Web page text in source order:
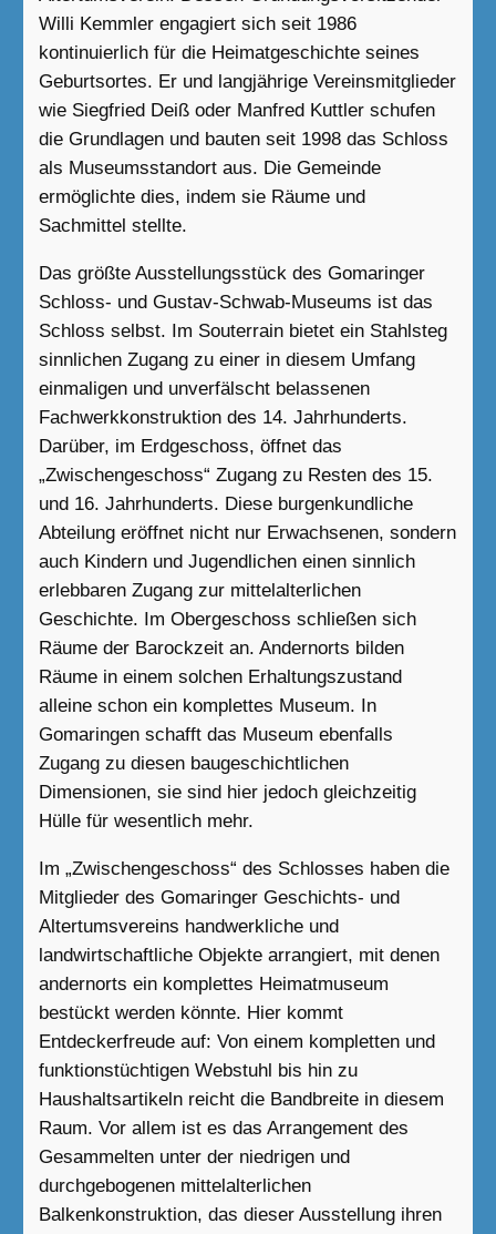
Willi Kemmler engagiert sich seit 1986
kontinuierlich für die Heimatgeschichte seines
Geburtsortes. Er und langjährige Vereinsmitglieder
wie Siegfried Deiß oder Manfred Kuttler schufen
die Grundlagen und bauten seit 1998 das Schloss
als Museumsstandort aus. Die Gemeinde
ermöglichte dies, indem sie Räume und
Sachmittel stellte.
Das größte Ausstellungsstück des Gomaringer
Schloss- und Gustav-Schwab-Museums ist das
Schloss selbst. Im Souterrain bietet ein Stahlsteg
sinnlichen Zugang zu einer in diesem Umfang
einmaligen und unverfälscht belassenen
Fachwerkkonstruktion des 14. Jahrhunderts.
Darüber, im Erdgeschoss, öffnet das
„Zwischengeschoss“ Zugang zu Resten des 15.
und 16. Jahrhunderts. Diese burgenkundliche
Abteilung eröffnet nicht nur Erwachsenen, sondern
auch Kindern und Jugendlichen einen sinnlich
erlebbaren Zugang zur mittelalterlichen
Geschichte. Im Obergeschoss schließen sich
Räume der Barockzeit an. Andernorts bilden
Räume in einem solchen Erhaltungszustand
alleine schon ein komplettes Museum. In
Gomaringen schafft das Museum ebenfalls
Zugang zu diesen baugeschichtlichen
Dimensionen, sie sind hier jedoch gleichzeitig
Hülle für wesentlich mehr.
Im „Zwischengeschoss“ des Schlosses haben die
Mitglieder des Gomaringer Geschichts- und
Altertumsvereins handwerkliche und
landwirtschaftliche Objekte arrangiert, mit denen
andernorts ein komplettes Heimatmuseum
bestückt werden könnte. Hier kommt
Entdeckerfreude auf: Von einem kompletten und
funktionstüchtigen Webstuhl bis hin zu
Haushaltsartikeln reicht die Bandbreite in diesem
Raum. Vor allem ist es das Arrangement des
Gesammelten unter der niedrigen und
durchgebogenen mittelalterlichen
Balkenkonstruktion, das dieser Ausstellung ihren